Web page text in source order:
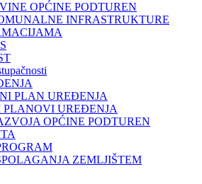
OPĆINE PODTUREN
INFRASTRUKTURE
PLAN UREĐENJA
PLANOVI UREĐENJA
OPĆINE PODTUREN
ZEMLJIŠTEM